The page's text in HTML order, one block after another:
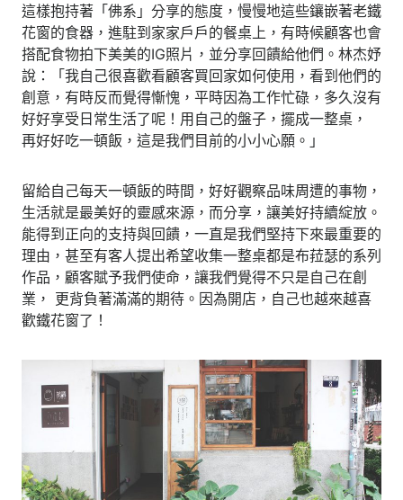
這樣抱持著「佛系」分享的態度，慢慢地這些鑲嵌著老鐵
花窗的食器，進駐到家家戶戶的餐桌上，有時候顧客也會
搭配食物拍下美美的IG照片，並分享回饋給他們。林杰妤
說：「我自己很喜歡看顧客買回家如何使用，看到他們的
創意，有時反而覺得慚愧，平時因為工作忙碌，多久沒有
好好享受日常生活了呢！用自己的盤子，擺成一整桌，
再好好吃一頓飯，這是我們目前的小小心願。」
留給自己每天一頓飯的時間，好好觀察品味周遭的事物，
生活就是最美好的靈感來源，而分享，讓美好持續綻放。
能得到正向的支持與回饋，一直是我們堅持下來最重要的
理由，甚至有客人提出希望收集一整桌都是布菈瑟的系列
作品，顧客賦予我們使命，讓我們覺得不只是自己在創
業， 更背負著滿滿的期待。因為開店，自己也越來越喜
歡鐵花窗了！